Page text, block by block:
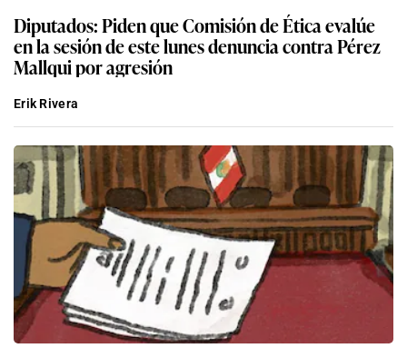
Diputados: Piden que Comisión de Ética evalúe
en la sesión de este lunes denuncia contra Pérez
Mallqui por agresión
Erik Rivera